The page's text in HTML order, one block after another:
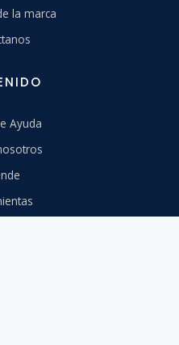
la marca
Ayuda